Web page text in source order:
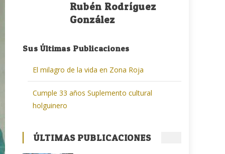
Rubén Rodríguez
González
Sus Últimas Publicaciones
El milagro de la vida en Zona Roja
Cumple 33 años Suplemento cultural
holguinero
ÚLTIMAS PUBLICACIONES